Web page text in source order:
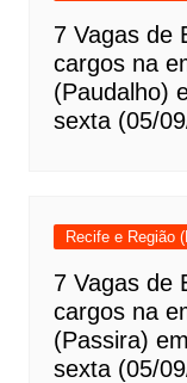
7 Vagas de
cargos na
(Paudalho)
sexta (05/
Recife e Região
7 Vagas de
cargos na
(Passira)
sexta (05/